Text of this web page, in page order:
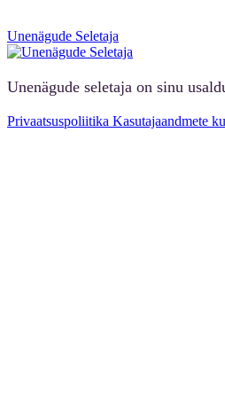
Unenägude Seletaja
Unenägude seletaja on sinu
Privaatsuspoliitika Kasutajaandmete